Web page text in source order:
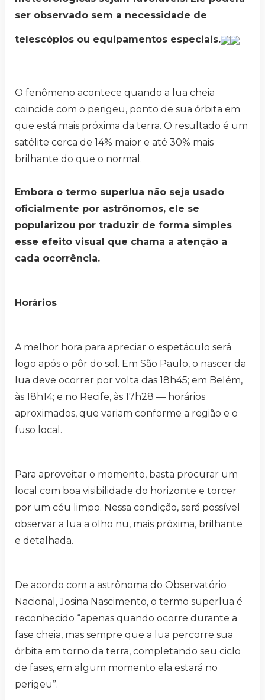
ser observado sem a necessidade de
telescópios ou equipamentos especiais.
O fenômeno acontece quando a lua cheia
coincide com o perigeu, ponto de sua órbita em
que está mais próxima da terra. O resultado é um
satélite cerca de 14% maior e até 30% mais
brilhante do que o normal.
Embora o termo superlua não seja usado
oficialmente por astrônomos, ele se
popularizou por traduzir de forma simples
esse efeito visual que chama a atenção a
cada ocorrência.
Horários
A melhor hora para apreciar o espetáculo será
logo após o pôr do sol. Em São Paulo, o nascer da
lua deve ocorrer por volta das 18h45; em Belém,
às 18h14; e no Recife, às 17h28 — horários
aproximados, que variam conforme a região e o
fuso local.
Para aproveitar o momento, basta procurar um
local com boa visibilidade do horizonte e torcer
por um céu limpo. Nessa condição, será possível
observar a lua a olho nu, mais próxima, brilhante
e detalhada.
De acordo com a astrônoma do Observatório
Nacional, Josina Nascimento, o termo superlua é
reconhecido “apenas quando ocorre durante a
fase cheia, mas sempre que a lua percorre sua
órbita em torno da terra, completando seu ciclo
de fases, em algum momento ela estará no
perigeu”.